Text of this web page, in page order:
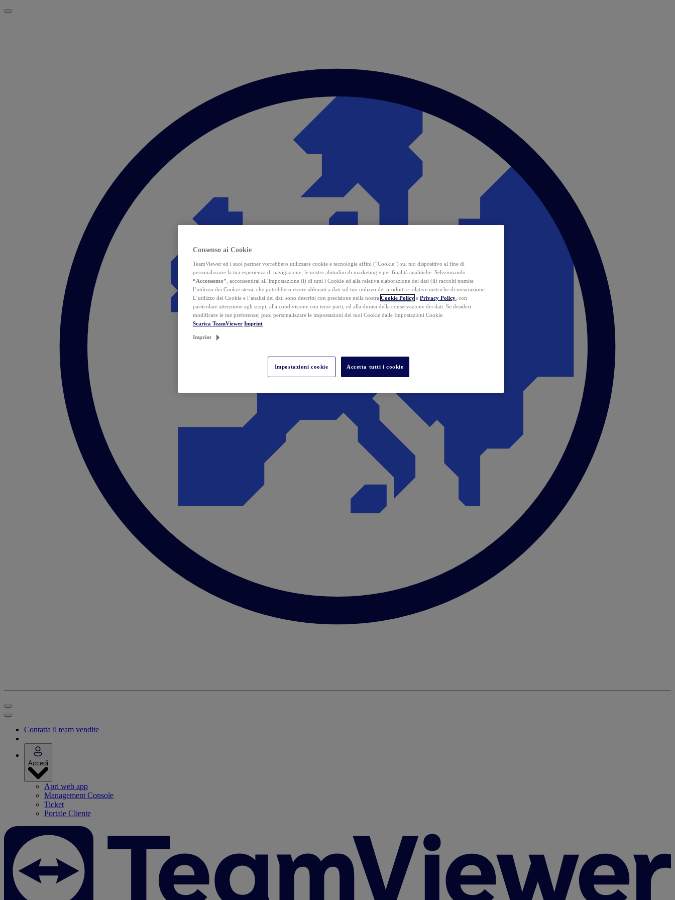
Contatta il team vendite
Accedi
Apri web app
Management Console
Ticket
Portale Cliente
Consenso ai Cookie
TeamViewer ed i suoi partner vorrebbero utilizzare cookie e tecnologie affini (“Cookie”) sul tuo dispositivo al fine di
personalizzare la tua esperienza di navigazione, le nostre abitudini di marketing e per finalità analitiche. Selezionando
“Acconsento” , acconsentirai all’impostazione (i) di tutti i Cookie ed alla relativa elaborazione dei dati (ii) raccolti tramite
l’utilizzo dei Cookie stessi, che potrebbero essere abbinati a dati sul tuo utilizzo dei prodotti e relative metriche di misurazione.
L’utilizzo dei Cookie e l’analisi dei dati sono descritti con precisione nella nostra Cookie Policy e Privacy Policy , con
particolare attenzione agli scopi, alla condivisione con terze parti, ed alla durata della conservazione dei dati. Se desideri
modificare le tue preferenze, puoi personalizzare le impostazioni dei tuoi Cookie dalle Impostazioni Cookie.
Scarica TeamViewer Imprint
Imprint
Impostazioni cookie Accetta tutti i cookie